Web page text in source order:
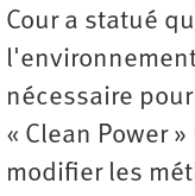
Cour a statué
nécessaire
« Clean Power
modifier les